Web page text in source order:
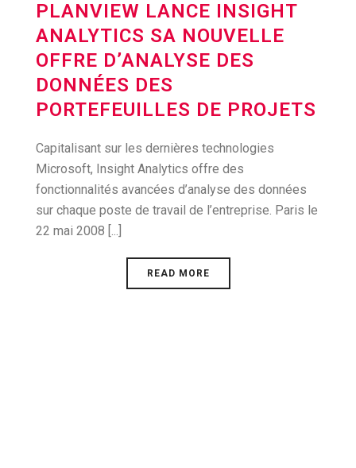
PLANVIEW LANCE INSIGHT
ANALYTICS SA NOUVELLE
OFFRE D’ANALYSE DES
DONNÉES DES
PORTEFEUILLES DE PROJETS
Capitalisant sur les dernières technologies
Microsoft, Insight Analytics offre des
fonctionnalités avancées d’analyse des données
sur chaque poste de travail de l’entreprise. Paris le
22 mai 2008 [...]
READ MORE